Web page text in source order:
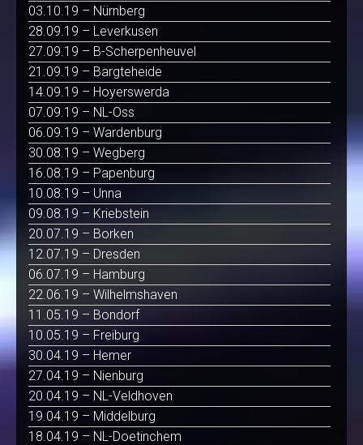
03.10.19 – Nürnberg
28.09.19 – Leverkusen
27.09.19 – B-Scherpenheuvel
21.09.19 – Bargteheide
14.09.19 – Hoyerswerda
07.09.19 – NL-Oss
06.09.19 – Wardenburg
30.08.19 – Wegberg
16.08.19 – Papenburg
10.08.19 – Unna
09.08.19 – Kriebstein
20.07.19 – Borken
12.07.19 – Dresden
06.07.19 – Hamburg
22.06.19 – Wilhelmshaven
11.05.19 – Bondorf
10.05.19 – Freiburg
30.04.19 – Hemer
27.04.19 – Nienburg
20.04.19 – NL-Veldhoven
19.04.19 – Middelburg
18.04.19 – NL-Doetinchem